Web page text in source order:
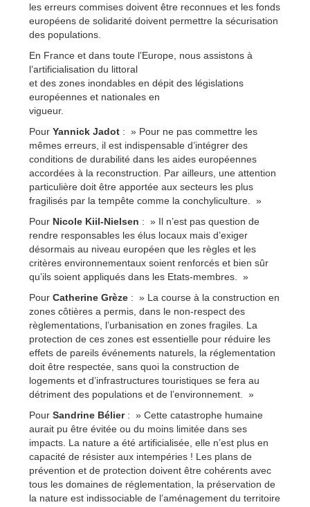
les erreurs commises doivent être reconnues et les fonds
européens de solidarité doivent permettre la sécurisation
des populations.
En France et dans toute l’Europe, nous assistons à
l’artificialisation du littoral
et des zones inondables en dépit des législations
européennes et nationales en
vigueur.
Pour Yannick Jadot : » Pour ne pas commettre les
mêmes erreurs, il est indispensable d’intégrer des
conditions de durabilité dans les aides européennes
accordées à la reconstruction. Par ailleurs, une attention
particulière doit être apportée aux secteurs les plus
fragilisés par la tempête comme la conchyliculture. »
Pour Nicole Kiil-Nielsen : » Il n’est pas question de
rendre responsables les élus locaux mais d’exiger
désormais au niveau européen que les règles et les
critères environnementaux soient renforcés et bien sûr
qu’ils soient appliqués dans les Etats-membres. »
Pour Catherine Grèze : » La course à la construction en
zones côtières a permis, dans le non-respect des
règlementations, l’urbanisation en zones fragiles. La
protection de ces zones est essentielle pour réduire les
effets de pareils événements naturels, la réglementation
doit être respectée, sans quoi la construction de
logements et d’infrastructures touristiques se fera au
détriment des populations et de l’environnement. »
Pour Sandrine Bélier: » Cette catastrophe humaine
aurait pu être évitée ou du moins limitée dans ses
impacts. La nature a été artificialisée, elle n’est plus en
capacité de résister aux intempéries ! Les plans de
prévention et de protection doivent être cohérents avec
tous les domaines de réglementation, la préservation de
la nature est indissociable de l’aménagement du territoire